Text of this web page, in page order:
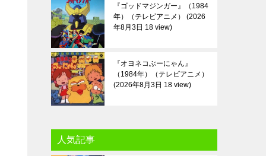
『ゴッドマジンガー』（1984
年）（テレビアニメ）
2026
年8月3日 18 view
『オヨネコぶーにゃん』
（1984年）（テレビアニメ）
2026年8月3日 18 view
人気記事